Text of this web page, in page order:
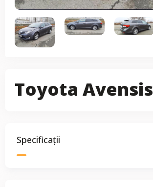
Toyota Avensis
Specificații